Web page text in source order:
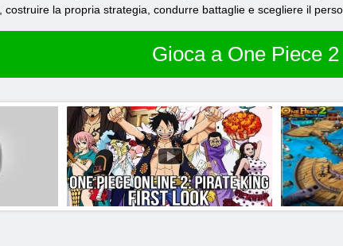
costruire la propria strategia, condurre battaglie e scegliere il
Gioca a One Piece